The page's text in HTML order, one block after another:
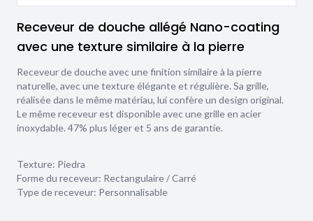
Receveur de douche allégé Nano-coating
avec une texture similaire à la pierre
Receveur de douche avec une finition similaire à la pierre
naturelle, avec une texture élégante et régulière. Sa grille,
réalisée dans le même matériau, lui confère un design original.
Le même receveur est disponible avec une grille en acier
inoxydable. 47% plus léger et 5 ans de garantie.
Texture: Piedra
Forme du receveur: Rectangulaire / Carré
Type de receveur: Personnalisable